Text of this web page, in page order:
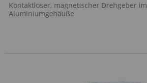
Kontaktloser, magnetischer Drehgeber im
Aluminiumgehäuße